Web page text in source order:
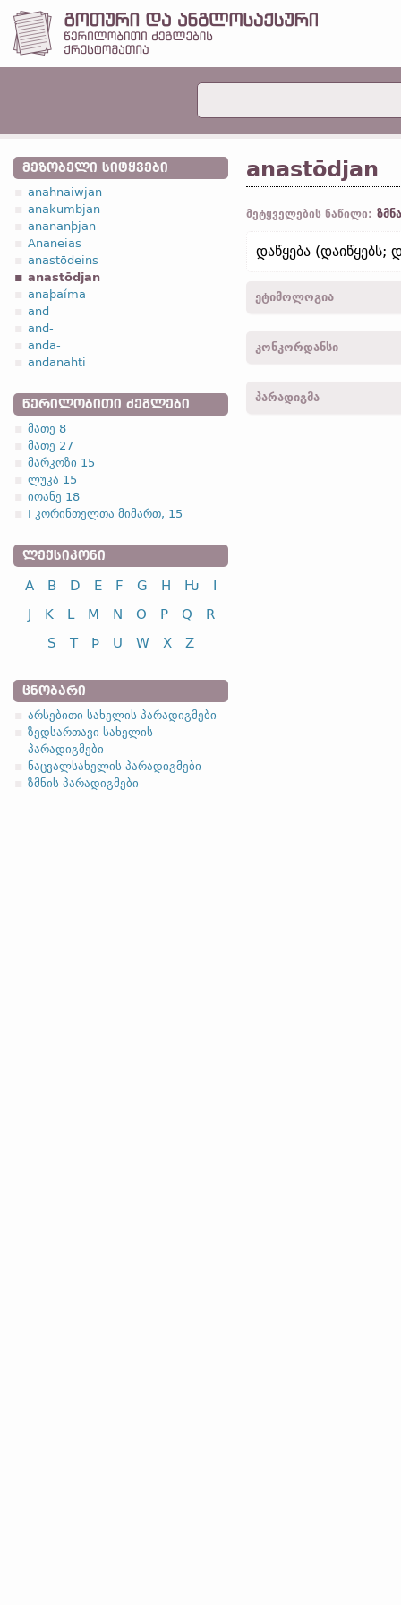
ᲛᲔᲖᲝᲑᲔᲚᲘ ᲡᲘᲢᲧᲕᲔᲑᲘ
anahnaiwjan
anakumbjan
anananþjan
Ananeias
anastōdeins
anastōdjan
anaþaíma
and
and-
anda-
andanahti
ᲬᲔᲠᲘᲚᲝᲑᲘᲗᲘ ᲫᲔᲒᲚᲔᲑᲘ
მათე 8
მათე 27
მარკოზი 15
ლუკა 15
იოანე 18
I კორინთელთა მიმართ, 15
ᲚᲔᲥᲡᲘᲙᲝᲜᲘ
A B D E F G H Ƕ
I
J
K L M N O P Q
R
S
T Þ U W X Z
ᲪᲜᲝᲑᲐᲠᲘ
არსებითი სახელის პარადიგმები
ზედსართავი სახელის
პარადიგმები
ნაცვალსახელის პარადიგმები
ზმნის პარადიგმები
anastōdjan
მეტყველების ნაწილი: ზმნა
დაწყება (დაიწყებს;
ეტიმოლოგია
stæðaზმნ.„დაარსება“]
კონკორდანსი
ტექსტის დასაწყისი
პარადიგმა